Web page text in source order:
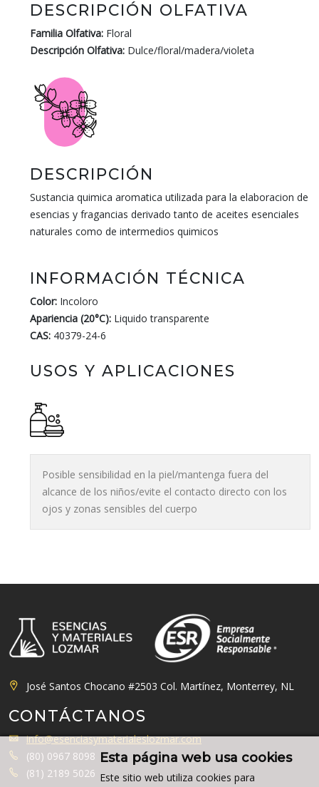
Esta página web usa cookies
Este sitio web utiliza cookies para
DESCRIPCIÓN OLFATIVA
Familia Olfativa: Floral
Descripción Olfativa: Dulce/floral/madera/violeta
DESCRIPCIÓN
Sustancia quimica aromatica utilizada para la elaboracion de
esencias y fragancias derivado tanto de aceites esenciales
naturales como de intermedios quimicos
INFORMACIÓN TÉCNICA
Color: Incoloro
Apariencia (20°C): Liquido transparente
CAS: 40379-24-6
USOS Y APLICACIONES
Posible sensibilidad en la piel/mantenga fuera del
alcance de los niños/evite el contacto directo con los
ojos y zonas sensibles del cuerpo
José Santos Chocano #2503 Col. Martínez, Monterrey, NL
CONTÁCTANOS
info@esenciasymaterialeslozmar.com
(80) 0967 8098
(81) 2189 5026